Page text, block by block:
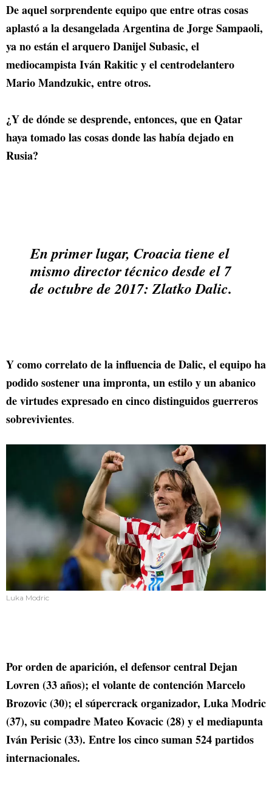
De aquel sorprendente equipo que entre otras cosas
aplastó a la desangelada Argentina de Jorge Sampaoli,
ya no están el arquero Danijel Subasic, el
mediocampista Iván Rakitic y el centrodelantero
Mario Mandzukic, entre otros.
¿Y de dónde se desprende, entonces, que en Qatar
haya tomado las cosas donde las había dejado en
Rusia?
En primer lugar, Croacia tiene el
mismo director técnico desde el 7
de octubre de 2017: Zlatko Dalic.
Y como correlato de la influencia de Dalic, el equipo ha
podido sostener una impronta, un estilo y un abanico
de virtudes expresado en cinco distinguidos guerreros
sobrevivientes.
Luka Modric
Por orden de aparición, el defensor central Dejan
Lovren (33 años); el volante de contención Marcelo
Brozovic (30); el súpercrack organizador, Luka Modric
(37), su compadre Mateo Kovacic (28) y el mediapunta
Iván Perisic (33). Entre los cinco suman 524 partidos
internacionales.